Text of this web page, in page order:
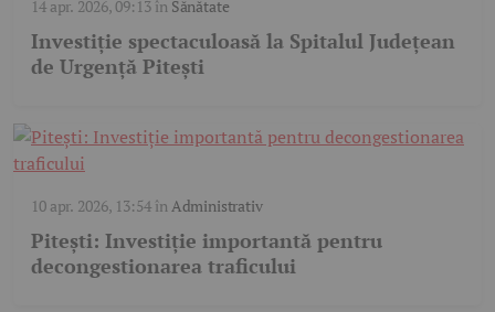
14 apr. 2026, 09:13în Sănătate
Investiție spectaculoasă la Spitalul Județean
de Urgență Pitești
10 apr. 2026, 13:54înAdministrativ
Pitești: Investiție importantă pentru
decongestionarea traficului